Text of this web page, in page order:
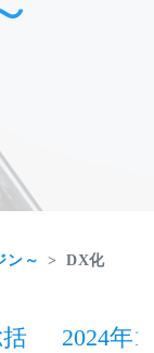
ン～ DX化
2024年1